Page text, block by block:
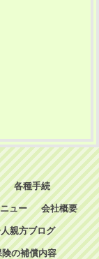
各種手続
ュー 会社概要
親方ブログ
険の補償内容